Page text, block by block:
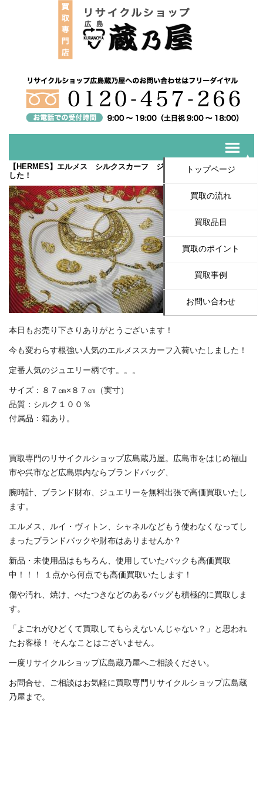
トップページ
買取の流れ
買取品目
買取のポイント
買取事例
お問い合わせ
【HERMES】エルメス シルクスカーフ ジュエリー柄入荷いたしま
した！
本日もお売り下さりありがとうございます！
今も変わらす根強い人気のエルメススカーフ入荷いたしました！
定番人気のジュエリー柄です。。。
サイズ：８７㎝×８７㎝（実寸）
品質：シルク１００％
付属品：箱あり。
買取専門のリサイクルショップ広島蔵乃屋。広島市をはじめ福山
市や呉市など広島県内ならブランドバッグ、
腕時計、ブランド財布、ジュエリーを無料出張で高価買取いたし
ます。
エルメス、ルイ・ヴィトン、シャネルなどもう使わなくなってし
まったブランドバックや財布はありませんか？
新品・未使用品はもちろん、使用していたバックも高価買取
中！！！ １点から何点でも高価買取いたします！
傷や汚れ、焼け、べたつきなどのあるバッグも積極的に買取しま
す。
「よごれがひどくて買取してもらえないんじゃない？」と思われ
たお客様！ そんなことはございません。
一度リサイクルショップ広島蔵乃屋へご相談ください。
お問合せ、ご相談はお気軽に買取専門リサイクルショップ広島蔵
乃屋まで。